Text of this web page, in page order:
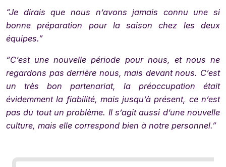
“Je dirais que nous n’avons jamais connu une si
bonne préparation pour la saison chez les deux
équipes.”
“C’est une nouvelle période pour nous, et nous ne
regardons pas derrière nous, mais devant nous. C’est
un très bon partenariat, la préoccupation était
évidemment la fiabilité, mais jusqu’à présent, ce n’est
pas du tout un problème. Il s’agit aussi d’une nouvelle
culture, mais elle correspond bien à notre personnel.”